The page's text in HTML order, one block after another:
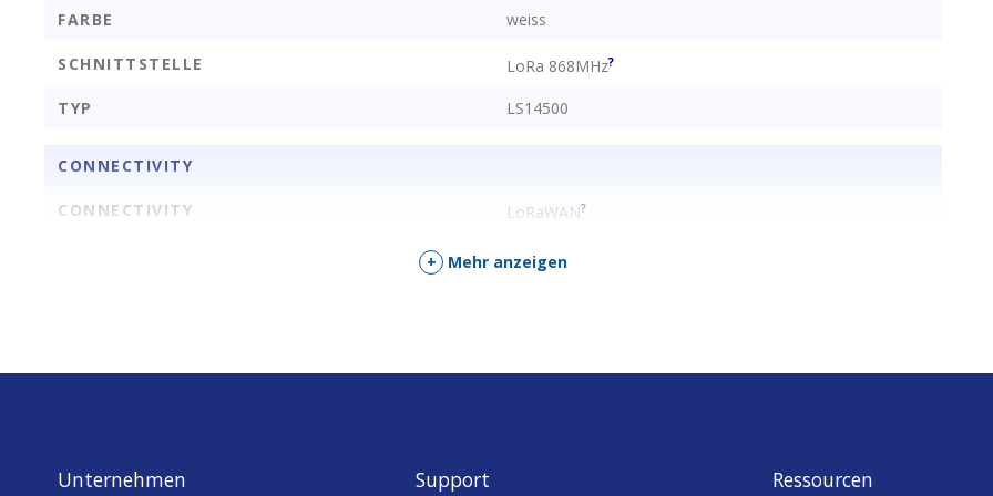
FARBE
weiss
SCHNITTSTELLE LoRa 868MHz?
TYP LS14500
CONNECTIVITY
CONNECTIVITY LoRaWAN?
+ Mehr anzeigen
Unternehmen Support Ressourcen